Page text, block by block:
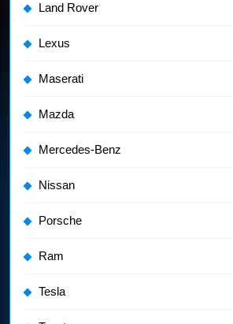
Land Rover
Lexus
Maserati
Mazda
Mercedes-Benz
Nissan
Porsche
Ram
Tesla